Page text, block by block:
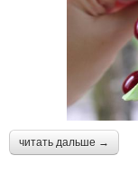
читать дальше →